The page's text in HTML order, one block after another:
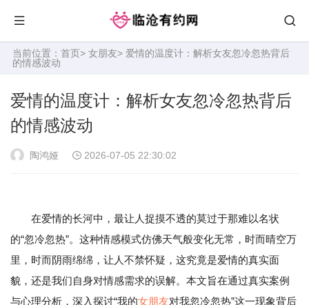
当前位置： 首页> 女朋友> 爱情的温度计：解析女友忽冷忽热背后
的情感波动
爱情的温度计：解析女友忽冷忽热背后
的情感波动
陶鸿娅 2026-07-05 22:30:02
在爱情的长河中，最让人捉摸不透的莫过于那难以名状
的“忽冷忽热”。这种情感模式仿佛天气般变化无常，时而晴空万
里，时而阴雨绵绵，让人不禁怀疑，这究竟是爱情的真实面
貌，还是我们自身对情感需求的误解。本文旨在通过真实案例
与心理分析，深入探讨“我的女朋友对我忽冷忽热”这一现象背后